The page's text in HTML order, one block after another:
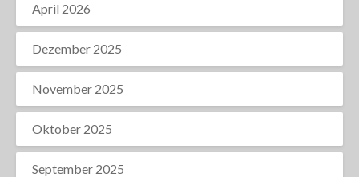
April 2026
Dezember 2025
November 2025
Oktober 2025
September 2025